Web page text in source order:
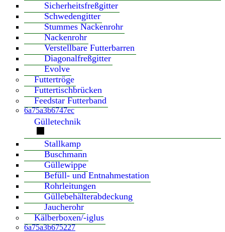
Sicherheitsfreßgitter
Schwedengitter
Stummes Nackenrohr
Nackenrohr
Verstellbare Futterbarren
Diagonalfreßgitter
Evolve
Futtertröge
Futtertischbrücken
Feedstar Futterband
6a75a3b6747ec
Gülletechnik
Stallkamp
Buschmann
Güllewippe
Befüll- und Entnahmestation
Rohrleitungen
Güllebehälterabdeckung
Jaucherohr
Kälberboxen/-iglus
6a75a3b675227